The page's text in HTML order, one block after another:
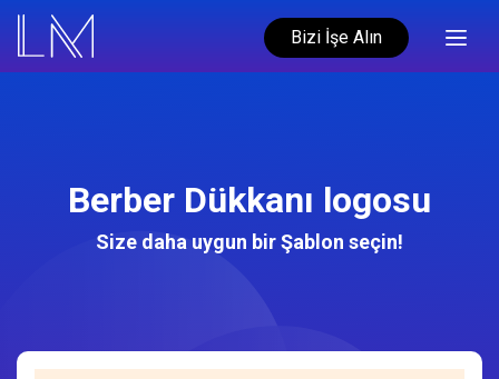
Bizi İşe Alın
Berber Dükkanı logosu
Size daha uygun bir Şablon seçin!